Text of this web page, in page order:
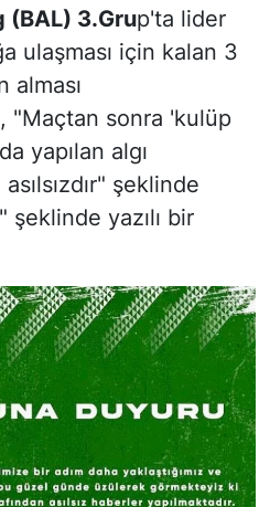
(BAL) 3.Grup'ta lider
ulaşması için kalan 3
alması
"Maçtan sonra 'kulüp
yapılan algı
şeklinde
yazılı bir